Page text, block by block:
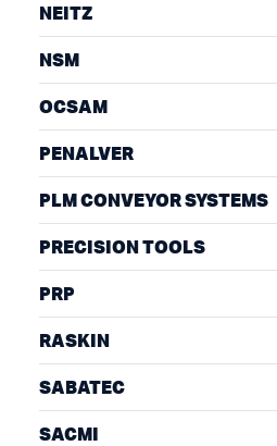
NEITZ
NSM
OCSAM
PENALVER
PLM CONVEYOR SYSTEMS
PRECISION TOOLS
PRP
RASKIN
SABATEC
SACMI